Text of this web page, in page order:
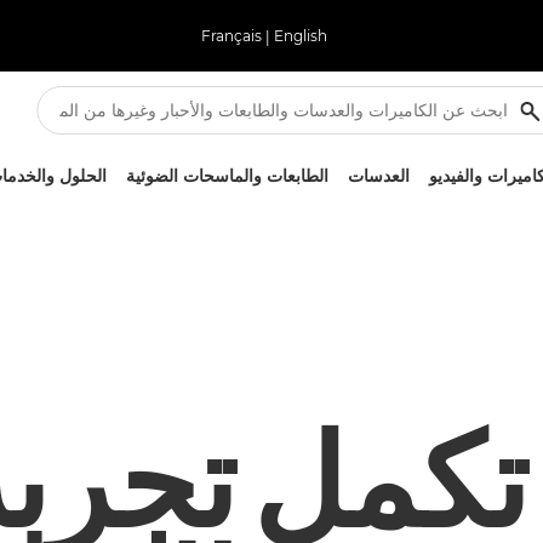
English
|
Français
والفيديو العدسات الطابعات والماسحات الضوئية الحلول